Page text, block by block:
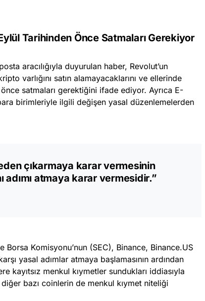
Eylül Tarihinden Önce Satmaları Gerekiyor
aracılığıyla duyurulan haber, Revolut’un
varlığını satın alamayacaklarını ve ellerinde
satmaları gerektiğini ifade ediyor. Ayrıca E-
birimleriyle ilgili değişen yasal düzenlemelerden
çıkarmaya karar vermesinin
adımı atmaya karar vermesidir.”
Borsa Komisyonu’nun (SEC), Binance, Binance.US
yasal adımlar atmaya başlamasının ardından
kayıtsız menkul kıymetler sundukları iddiasıyla
bazı coinlerin de menkul kıymet niteliği